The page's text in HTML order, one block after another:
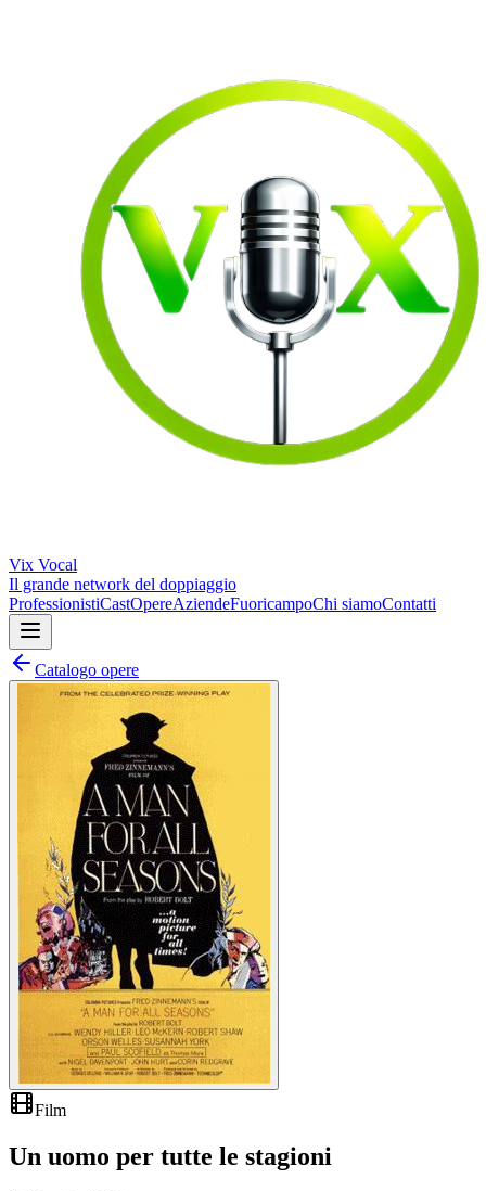
Vix Vocal
Il grande network del doppiaggio
ProfessionistiCastOpereAziendeFuoricampoChi siamoContatti
Catalogo opere
Film
Un uomo per tutte le stagioni